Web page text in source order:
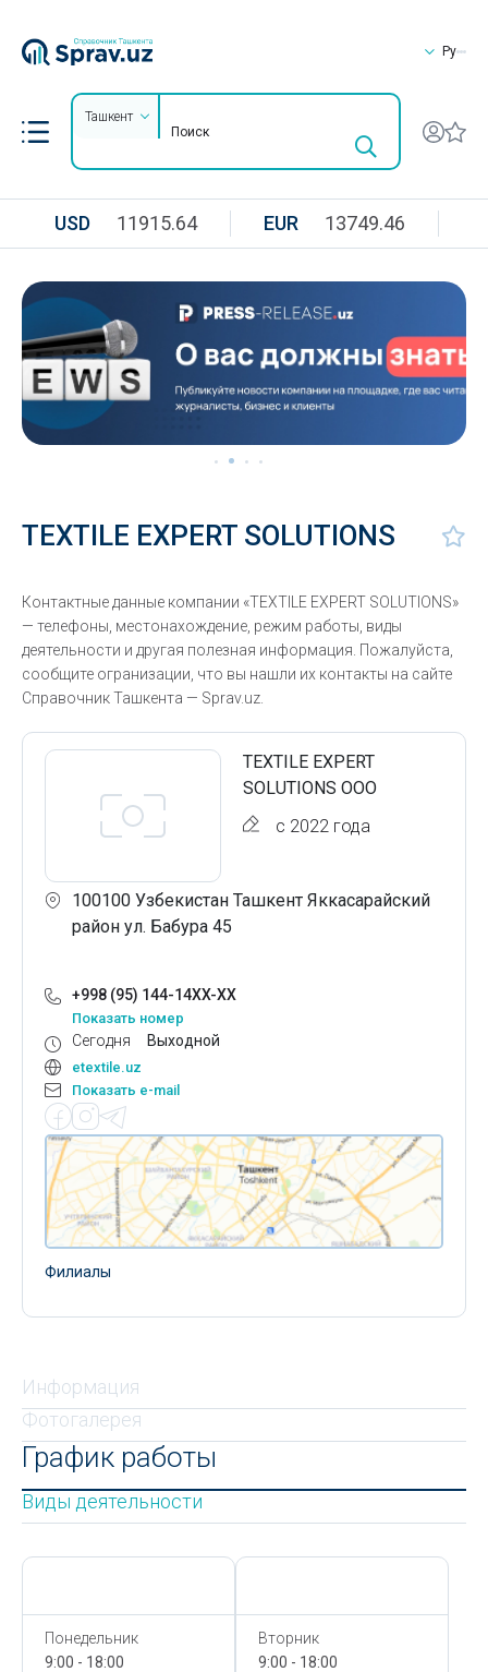
Ру
Ташкент
USD 11915.64 EUR 13749.46
TEXTILE EXPERT SOLUTIONS
Контактные данные компании «TEXTILE EXPERT SOLUTIONS»
— телефоны, местонахождение, режим работы, виды
деятельности и другая полезная информация. Пожалуйста,
сообщите огранизации, что вы нашли их контакты на сайте
Справочник Ташкента — Sprav.uz.
TEXTILE EXPERT
SOLUTIONS ООО
с 2022 года
100100 Узбекистан Ташкент Яккасарайский
район ул. Бабура 45
+998 (95) 144-14XX-XX
Показать номер
Сегодня Выходной
etextile.uz
Показать e-mail
Филиалы
Информация
Фотогалерея
График работы
Виды деятельности
Понедельник
9:00 - 18:00
Вторник
9:00 - 18:00